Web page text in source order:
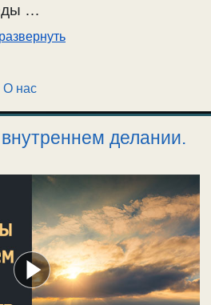
…
развернуть
О нас
делании.